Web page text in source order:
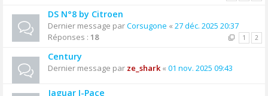
DS N°8 by Citroen
Dernier message parCorsugone « 27 déc. 2025 20:37
Réponses : 18 1 2
Century
Dernier message par ze_shark« 01 nov. 2025 09:43
Jaguar I-Pace